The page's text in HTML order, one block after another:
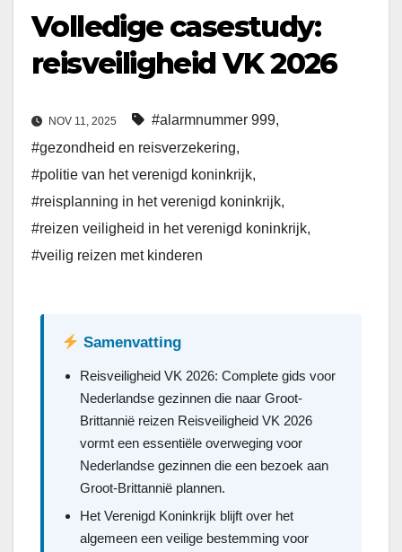
Volledige casestudy:
reisveiligheid VK 2026
NOV 11, 2025 #alarmnummer 999,
#gezondheid en reisverzekering,
#politie van het verenigd koninkrijk,
#reisplanning in het verenigd koninkrijk,
#reizen veiligheid in het verenigd koninkrijk,
#veilig reizen met kinderen
Samenvatting
Reisveiligheid VK 2026: Complete gids voor
Nederlandse gezinnen die naar Groot-
Brittannië reizen Reisveiligheid VK 2026
vormt een essentiële overweging voor
Nederlandse gezinnen die een bezoek aan
Groot-Brittannië plannen.
Het Verenigd Koninkrijk blijft over het
algemeen een veilige bestemming voor